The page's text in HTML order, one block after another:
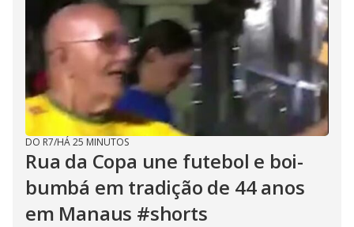
DO R7/HÁ 25 MINUTOS
Rua da Copa une futebol e boi-
bumbá em tradição de 44 anos
em Manaus #shorts